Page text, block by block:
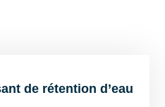
de rétention d’eau